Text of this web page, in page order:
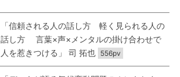
「信頼される人の話し方 軽く見られる人の
話し方 言葉×声×メンタルの掛け合わせで
人を惹きつける」 司 拓也 556pv